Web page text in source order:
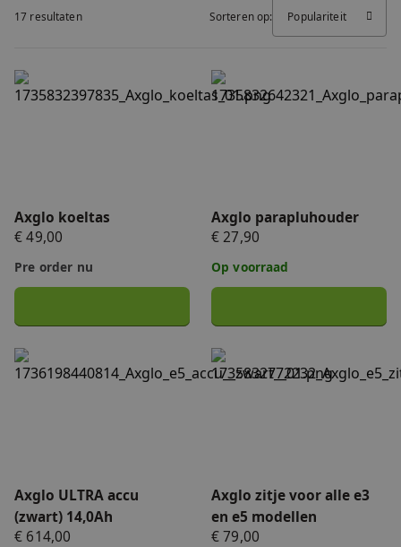
Accu's & Acculaders
Nieuws
17 resultaten Sorteren op: Populariteit
Axglo koeltas
€ 49,00
Pre order nu
Axglo koeltas
Axglo parapluhouder
€ 27,90
Op voorraad
Axglo parapluhouder
Axglo ULTRA accu
(zwart) 14,0Ah
€ 614,00
Axglo ULTRA accu (zwart) 14,0Ah
Axglo zitje voor alle e3
en e5 modellen
€ 79,00
Axglo zitje voor alle e3 en